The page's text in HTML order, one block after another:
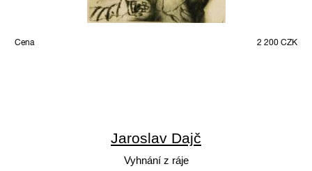
Cena 2 200 CZK
Jaroslav Dajč
Vyhnání z ráje